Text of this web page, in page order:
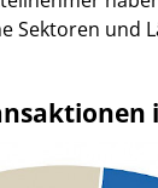
Sektoren und